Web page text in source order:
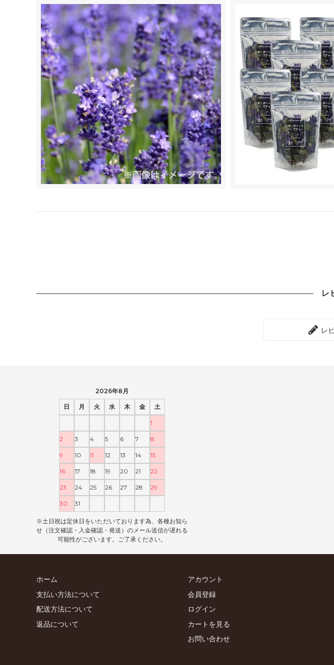
レ
レ
2026年8月
日 月 火 水 木 金 土
1
2 3 4 5 6 7 8
9 10 11 12 13 14 15
16 17 18 19 20 21 22
23 24 25 26 27 28 29
30 31
※土日祝は定休日をいただいております為、各種お知ら
せ（注文確認・入金確認・発送）のメール送信が遅れる
可能性がございます。ご了承ください。
ホーム
支払い方法について
配送方法について
返品について
アカウント
会員登録
ログイン
カートを見る
お問い合わせ